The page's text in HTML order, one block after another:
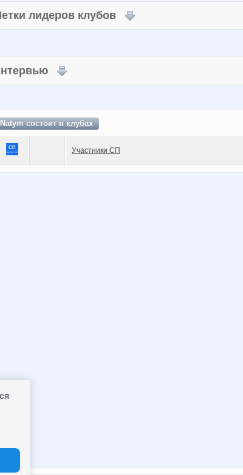
лидеров клубов
Natym состоит вклубах
Участники СП